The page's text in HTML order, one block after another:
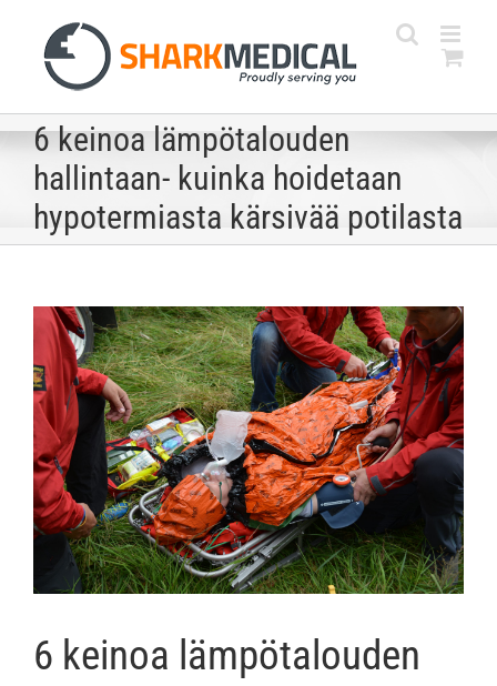
content
6 keinoa lämpötalouden
hallintaan- kuinka hoidetaan
hypotermiasta kärsivää potilasta
Katso
kuvaa
isompana
6 keinoa lämpötalouden